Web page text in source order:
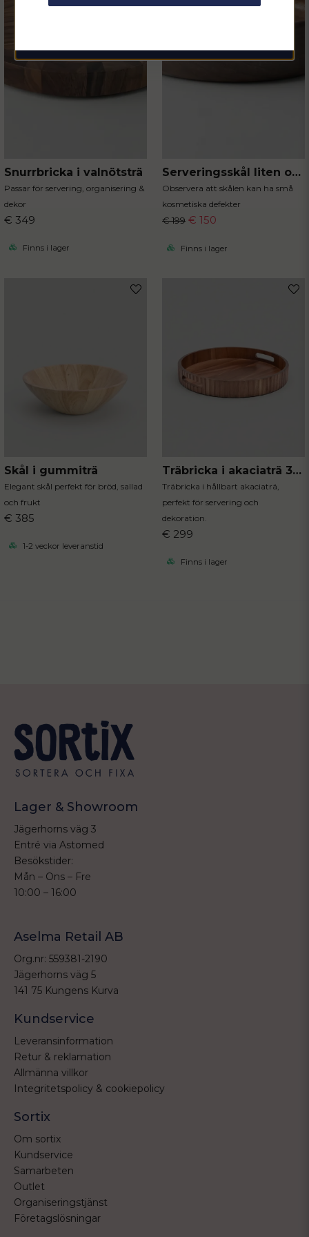
Skicka fråga
Snurrbricka i valnötsträ
Passar för servering, organisering &
dekor
€ 349
Finns i lager
Serveringsskål liten outlet
Observera att skålen kan ha små
kosmetiska defekter
€ 199 € 150
Finns i lager
Skål i gummiträ
Elegant skål perfekt för bröd, sallad
och frukt
€ 385
1-2 veckor leveranstid
Träbricka i akaciaträ 35.5 cm
Träbricka i hållbart akaciaträ,
perfekt för servering och
dekoration.
€ 299
Finns i lager
email
Lager & Showroom
Jägerhorns väg 3
Entré via Astomed
Besökstider:
Mån – Ons – Fre
10:00 – 16:00
Aselma Retail AB
Org.nr: 559381-2190
Jägerhorns väg 5
141 75 Kungens Kurva
Kundservice
Leveransinformation
Retur & reklamation
Allmänna villkor
Integritetspolicy & cookiepolicy
Sortix
Om sortix
Kundservice
Samarbeten
Outlet
Organiseringstjänst
Företagslösningar